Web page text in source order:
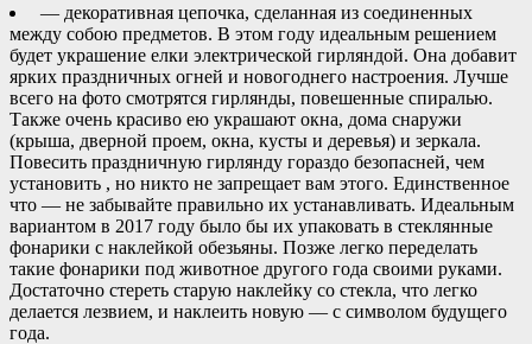
— декоративная цепочка, сделанная из соединенных
между собою предметов. В этом году идеальным решением
будет украшение елки электрической гирляндой. Она добавит
ярких праздничных огней и новогоднего настроения. Лучше
всего на фото смотрятся гирлянды, повешенные спиралью.
Также очень красиво ею украшают окна, дома снаружи
(крыша, дверной проем, окна, кусты и деревья) и зеркала.
Повесить праздничную гирлянду гораздо безопасней, чем
установить , но никто не запрещает вам этого. Единственное
что — не забывайте правильно их устанавливать. Идеальным
вариантом в 2017 году было бы их упаковать в стеклянные
фонарики с наклейкой обезьяны. Позже легко переделать
такие фонарики под животное другого года своими руками.
Достаточно стереть старую наклейку со стекла, что легко
делается лезвием, и наклеить новую — с символом будущего
года.